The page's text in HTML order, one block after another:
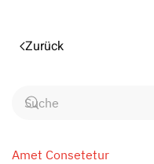
Zurück
Amet Consetetur